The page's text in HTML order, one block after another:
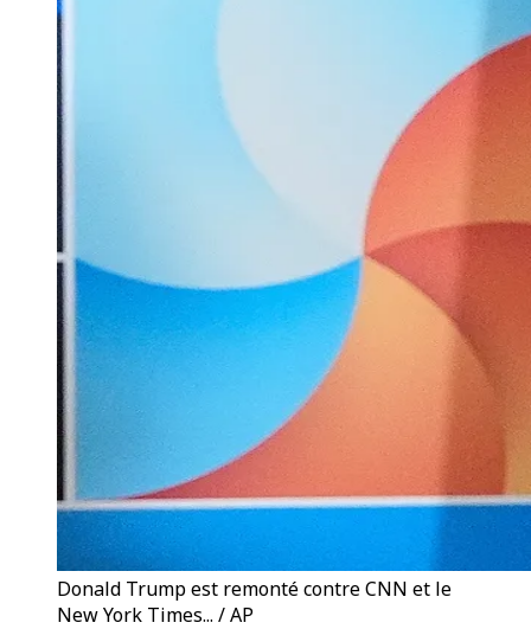
Donald Trump est remonté contre CNN et le
New York Times... / AP